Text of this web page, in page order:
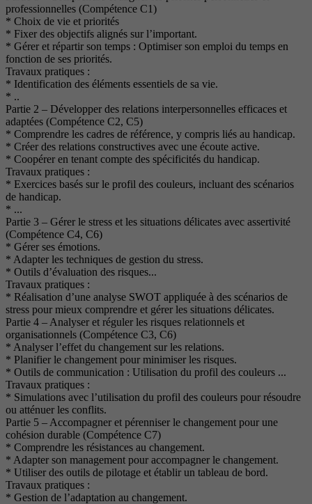
professionnelles (Compétence C1)
* Choix de vie et priorités
* Fixer des objectifs alignés sur l’important.
* Gérer et répartir son temps : Optimiser son emploi du temps en
fonction de ses priorités.
Travaux pratiques :
* Identification des éléments essentiels de sa vie.
* ..
Partie 2 – Développer des relations interpersonnelles efficaces et
adaptées (Compétence C2, C5)
* Comprendre les cadres de référence, y compris liés au handicap.
* Créer des relations constructives avec une écoute active.
* Coopérer en tenant compte des spécificités du handicap.
Travaux pratiques :
* Exercices basés sur le profil des couleurs, incluant des scénarios
de handicap.
* ...
Partie 3 – Gérer le stress et les situations délicates avec assertivité
(Compétence C4, C6)
* Gérer ses émotions.
* Adapter les techniques de gestion du stress.
* Outils d’évaluation des risques...
Travaux pratiques :
* Réalisation d’une analyse SWOT appliquée à des scénarios de
stress pour mieux comprendre et gérer les situations délicates.
Partie 4 – Analyser et réguler les risques relationnels et
organisationnels (Compétence C3, C6)
* Analyser l’effet du changement sur les relations.
* Planifier le changement pour minimiser les risques.
* Outils de communication : Utilisation du profil des couleurs ...
Travaux pratiques :
* Simulations avec l’utilisation du profil des couleurs pour résoudre
ou atténuer les conflits.
Partie 5 – Accompagner et pérenniser le changement pour une
cohésion durable (Compétence C7)
* Comprendre les résistances au changement.
* Adapter son management pour accompagner le changement.
* Utiliser des outils de pilotage et établir un tableau de bord.
Travaux pratiques :
* Gestion de l’adaptation au changement.